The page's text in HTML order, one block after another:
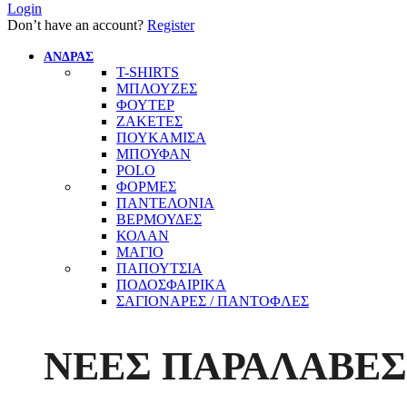
Login
Don’t have an account? Register
ΑΝΔΡΑΣ
T-SHIRTS
ΜΠΛΟΥΖΕΣ
ΦΟΥΤΕΡ
ΖΑΚΕΤΕΣ
ΠΟΥΚΑΜΙΣΑ
ΜΠΟΥΦΑΝ
POLO
ΦΟΡΜΕΣ
ΠΑΝΤΕΛΟΝΙΑ
ΒΕΡΜΟΥΔΕΣ
ΚΟΛΑΝ
ΜΑΓΙΟ
ΠΑΠΟΥΤΣΙΑ
ΠΟΔΟΣΦΑΙΡΙΚΑ
ΣΑΓΙΟΝΑΡΕΣ / ΠΑΝΤΟΦΛΕΣ
ΝΕΕΣ ΠΑΡΑΛΑΒΕΣ